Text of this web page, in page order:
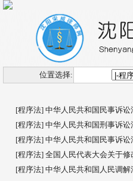
位置选择:
[程序法] 中华人民共和国民事诉
[程序法] 中华人民共和国刑事诉讼
[程序法] 中华人民共和国民事诉讼
[程序法] 全国人民代表大会关于
[程序法] 中华人民共和国人民调解